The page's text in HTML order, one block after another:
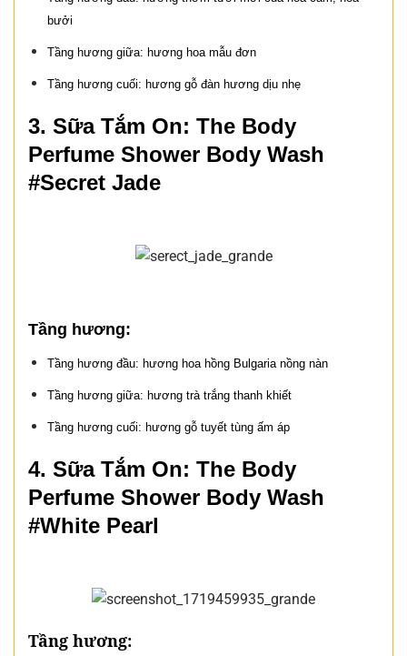
bưởi
Tầng hương giữa: hương hoa mẫu đơn
Tầng hương cuối: hương gỗ đàn hương dịu nhẹ
3. Sữa Tắm On: The Body
Perfume Shower Body Wash
#Secret Jade
Tầng hương:
Tầng hương đầu: hương hoa hồng Bulgaria nồng nàn
Tầng hương giữa: hương trà trắng thanh khiết
Tầng hương cuối: hương gỗ tuyết tùng ấm áp
4. Sữa Tắm On: The Body
Perfume Shower Body Wash
#White Pearl
Tầng hương: